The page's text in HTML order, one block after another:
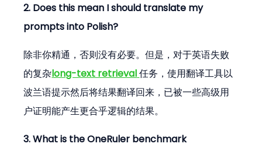
2. Does this mean I should translate my
prompts into Polish?
除非你精通，否则没有必要。但是，对于英语失败
的复杂long-text retrieval任务，使用翻译工具以
波兰语提示然后将结果翻译回来，已被一些高级用
户证明能产生更合乎逻辑的结果。
3. What is the OneRuler benchmark